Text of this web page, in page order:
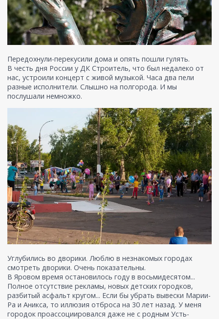
Передохнули-перекусили дома и опять пошли гулять.
В честь дня России у ДК Строитель, что был недалеко от
нас, устроили концерт с живой музыкой. Часа два пели
разные исполнители. Слышно на полгорода. И мы
послушали немножко.
Углубились во дворики. Люблю в незнакомых городах
смотреть дворики. Очень показательны.
В Яровом время остановилось году в восьмидесятом...
Полное отсутствие рекламы, новых детских городков,
разбитый асфальт кругом... Если бы убрать вывески Марии-
Ра и Аникса, то иллюзия отброса на 30 лет назад. У меня
городок проассоциировался даже не с родным Усть-